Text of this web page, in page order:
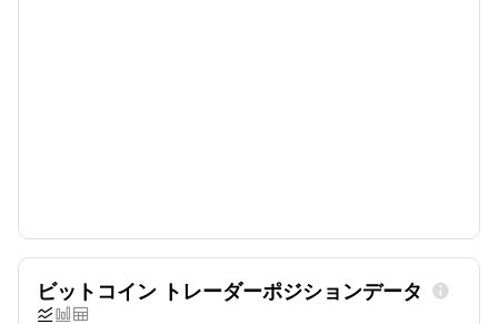
ビットコイン トレーダーポジションデータ

 